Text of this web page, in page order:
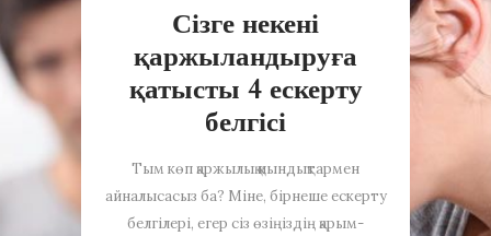
Сізге некені
қаржыландыруға
қатысты 4 ескерту
белгісі
Тым көп қаржылық қиындықтармен
айналысасыз ба? Міне, бірнеше ескерту
белгілері, егер сіз өзіңіздің қарым-